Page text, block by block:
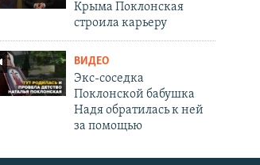
Крыма Поклонская
строила карьеру
ВИДЕО
Экс-соседка
Поклонской бабушка
Надя обратилась к ней
за помощью